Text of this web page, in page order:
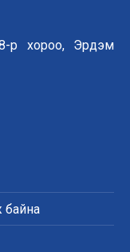
8-р хороо, Эрдэм
байна